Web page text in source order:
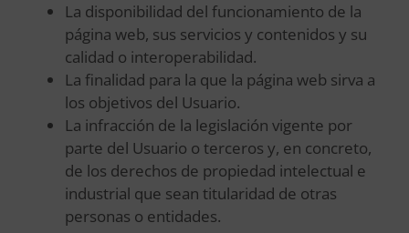
La disponibilidad del funcionamiento de la
página web, sus servicios y contenidos y su
calidad o interoperabilidad.
La finalidad para la que la página web sirva a
los objetivos del Usuario.
La infracción de la legislación vigente por
parte del Usuario o terceros y, en concreto,
de los derechos de propiedad intelectual e
industrial que sean titularidad de otras
personas o entidades.